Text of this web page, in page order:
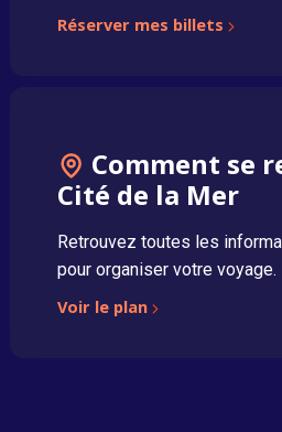
Réserver mes billets
Comment se
Cité de la Mer
Retrouvez toutes les
pour organiser votre voyage.
Voir le plan